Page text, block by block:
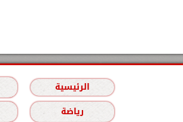
الرئيسية
رياضة